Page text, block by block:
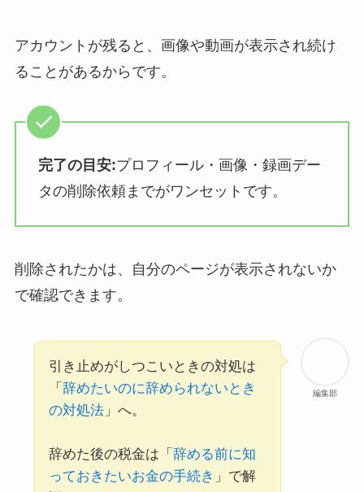
アカウントが残ると、画像や動画が表示され続け
ることがあるからです。
完了の目安:プロフィール・画像・録画デー
タの削除依頼までがワンセットです。
削除されたかは、自分のページが表示されないか
で確認できます。
編集部
引き止めがしつこいときの対処は
「 辞めたいのに辞められないとき
の対処法」へ。
辞めた後の税金は「 辞める前に知
っておきたいお金の手続き 」で解